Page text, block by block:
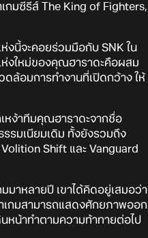
กมซีรีส์ The King of Fighters,
งนี้จะคอยร่วมมือกับ SNK ใน
งใหม่ของคุณฮาราดะคือผสม
ล้อมการทำงานที่เปิดกว้าง ให้
หง้าทีมคุณฮาราดะจากชื่อ
รมเนียมเดิม ทั้งยังรวมถึง
Shift และ Vanguard
มาหลายปี เขาได้คิดอยู่เสมอว่า
เกมสามารถแสดงศักยภาพออก
หน้าทำตามความท้าทายต่อไป